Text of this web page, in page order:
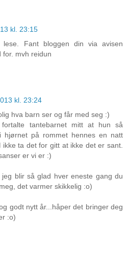
kl. 23:15
Fant bloggen din via avisen
for. mvh reidun
kl. 23:24
hva barn ser og får med seg :)
tantebarnet mitt at hun så
hjørnet på rommet hennes en natt
ikke ta det for gitt at ikke det er sant.
er vi er :)
blir så glad hver eneste gang du
det varmer skikkelig :o)
godt nytt år...håper det bringer deg
:o)